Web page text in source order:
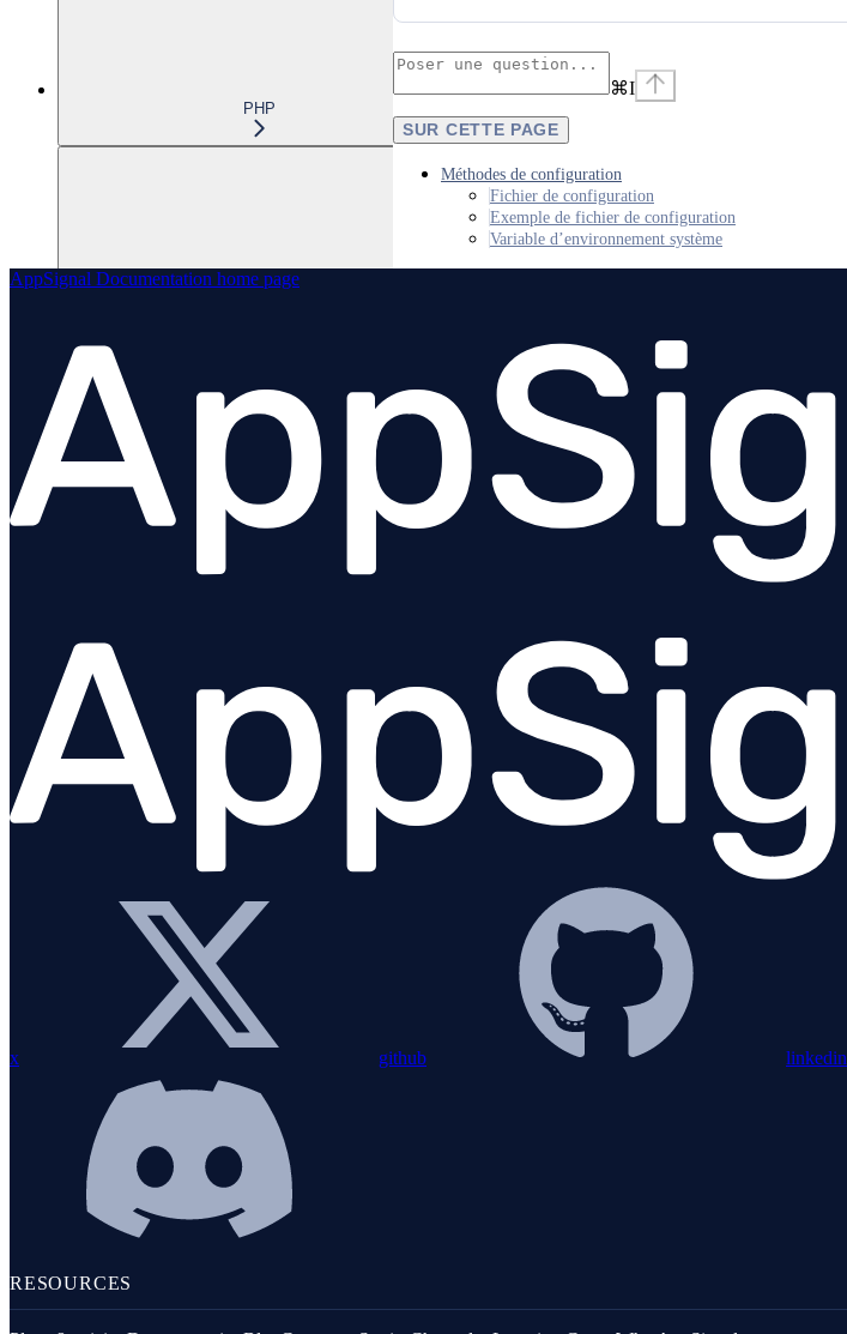
PHP
OpenTelemetry
OUTILS DE TÉLÉMÉTRIE
⌘I
SUR CETTE PAGE
Méthodes de configuration
Fichier de configuration
Exemple de fichier de configuration
Variable d’environnement système
AppSignal Documentation home page
x github linkedin
RESOURCES